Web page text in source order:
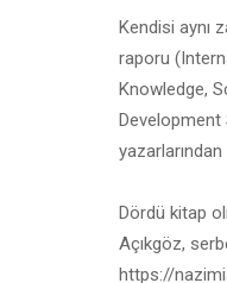
Kendisi aynı
raporu
Knowledge,
Development
yazarlarından
Dördü kitap
Açıkgöz,
https://